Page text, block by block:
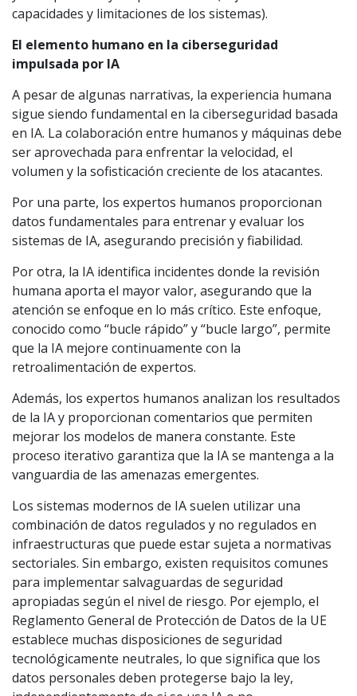
capacidades y limitaciones de los sistemas).
El elemento humano en la ciberseguridad
impulsada por IA
A pesar de algunas narrativas, la experiencia humana
sigue siendo fundamental en la ciberseguridad basada
en IA. La colaboración entre humanos y máquinas debe
ser aprovechada para enfrentar la velocidad, el
volumen y la sofisticación creciente de los atacantes.
Por una parte, los expertos humanos proporcionan
datos fundamentales para entrenar y evaluar los
sistemas de IA, asegurando precisión y fiabilidad.
Por otra, la IA identifica incidentes donde la revisión
humana aporta el mayor valor, asegurando que la
atención se enfoque en lo más crítico. Este enfoque,
conocido como “bucle rápido” y “bucle largo”, permite
que la IA mejore continuamente con la
retroalimentación de expertos.
Además, los expertos humanos analizan los resultados
de la IA y proporcionan comentarios que permiten
mejorar los modelos de manera constante. Este
proceso iterativo garantiza que la IA se mantenga a la
vanguardia de las amenazas emergentes.
Los sistemas modernos de IA suelen utilizar una
combinación de datos regulados y no regulados en
infraestructuras que puede estar sujeta a normativas
sectoriales. Sin embargo, existen requisitos comunes
para implementar salvaguardas de seguridad
apropiadas según el nivel de riesgo. Por ejemplo, el
Reglamento General de Protección de Datos de la UE
establece muchas disposiciones de seguridad
tecnológicamente neutrales, lo que significa que los
datos personales deben protegerse bajo la ley,